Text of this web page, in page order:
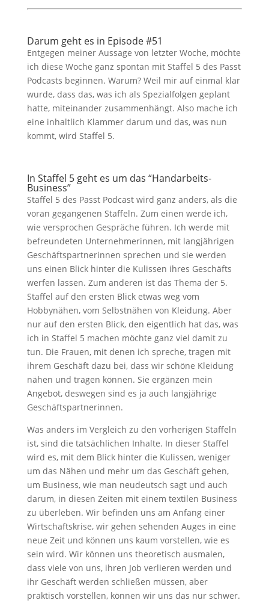
Darum geht es in Episode #51
Entgegen meiner Aussage von letzter Woche, möchte
ich diese Woche ganz spontan mit Staffel 5 des Passt
Podcasts beginnen. Warum? Weil mir auf einmal klar
wurde, dass das, was ich als Spezialfolgen geplant
hatte, miteinander zusammenhängt. Also mache ich
eine inhaltlich Klammer darum und das, was nun
kommt, wird Staffel 5.
In Staffel 5 geht es um das “Handarbeits-
Business”
Staffel 5 des Passt Podcast wird ganz anders, als die
voran gegangenen Staffeln. Zum einen werde ich,
wie versprochen Gespräche führen. Ich werde mit
befreundeten Unternehmerinnen, mit langjährigen
Geschäftspartnerinnen sprechen und sie werden
uns einen Blick hinter die Kulissen ihres Geschäfts
werfen lassen. Zum anderen ist das Thema der 5.
Staffel auf den ersten Blick etwas weg vom
Hobbynähen, vom Selbstnähen von Kleidung. Aber
nur auf den ersten Blick, den eigentlich hat das, was
ich in Staffel 5 machen möchte ganz viel damit zu
tun. Die Frauen, mit denen ich spreche, tragen mit
ihrem Geschäft dazu bei, dass wir schöne Kleidung
nähen und tragen können. Sie ergänzen mein
Angebot, deswegen sind es ja auch langjährige
Geschäftspartnerinnen.
Was anders im Vergleich zu den vorherigen Staffeln
ist, sind die tatsächlichen Inhalte. In dieser Staffel
wird es, mit dem Blick hinter die Kulissen, weniger
um das Nähen und mehr um das Geschäft gehen,
um Business, wie man neudeutsch sagt und auch
darum, in diesen Zeiten mit einem textilen Business
zu überleben. Wir befinden uns am Anfang einer
Wirtschaftskrise, wir gehen sehenden Auges in eine
neue Zeit und können uns kaum vorstellen, wie es
sein wird. Wir können uns theoretisch ausmalen,
dass viele von uns, ihren Job verlieren werden und
ihr Geschäft werden schließen müssen, aber
praktisch vorstellen, können wir uns das nur schwer.